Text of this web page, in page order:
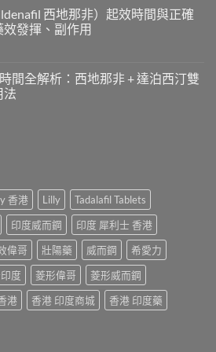
西地那非）起效時間與正確
發揮、副作用
間全解析：西地那非 + 達泊西汀雙
法
香港 Lilly
Tadalafil Tablets
印度威而鋼
印度 犀利士 香港
偉哥 壯陽藥 威而鋼
希愛力
度 菱形偉哥
菱形威而鋼
港 香港 印度商城 香港 印度藥